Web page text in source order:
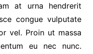
at urna hendrerit
congue vulputate
vel. Proin ut massa
eu nec nunc.